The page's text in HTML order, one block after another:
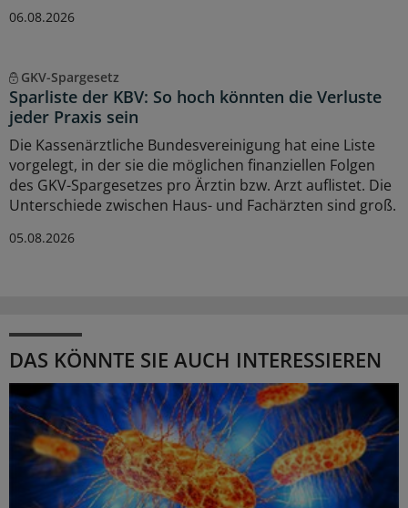
06.08.2026
GKV-Spargesetz
Sparliste der KBV: So hoch könnten die Verluste
jeder Praxis sein
Die Kassenärztliche Bundesvereinigung hat eine Liste
vorgelegt, in der sie die möglichen finanziellen Folgen
des GKV-Spargesetzes pro Ärztin bzw. Arzt auflistet. Die
Unterschiede zwischen Haus- und Fachärzten sind groß.
05.08.2026
DAS KÖNNTE SIE AUCH INTERESSIEREN